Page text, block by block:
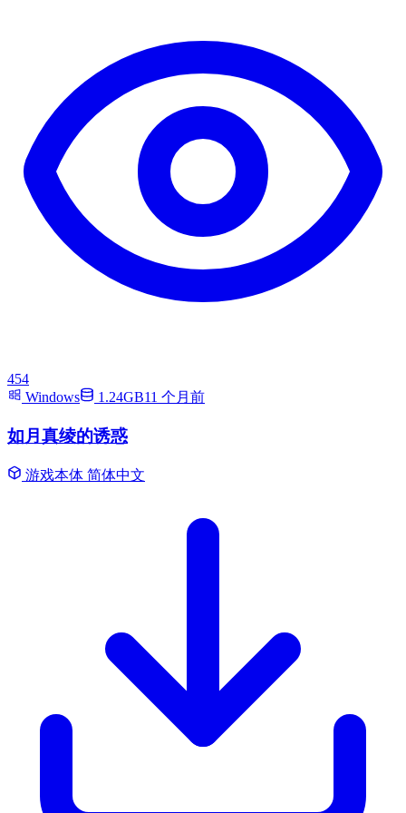
454
Windows
1.24GB11 个月前
如月真绫的诱惑
游戏本体 简体中文